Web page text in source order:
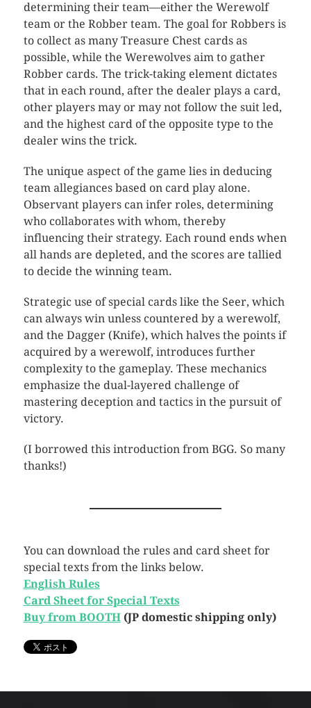
determining their team—either the Werewolf
team or the Robber team. The goal for Robbers is
to collect as many Treasure Chest cards as
possible, while the Werewolves aim to gather
Robber cards. The trick-taking element dictates
that in each round, after the dealer plays a card,
other players may or may not follow the suit led,
and the highest card of the opposite type to the
dealer wins the trick.
The unique aspect of the game lies in deducing
team allegiances based on card play alone.
Observant players can infer roles, determining
who collaborates with whom, thereby
influencing their strategy. Each round ends when
all hands are depleted, and the scores are tallied
to decide the winning team.
Strategic use of special cards like the Seer, which
can always win unless countered by a werewolf,
and the Dagger (Knife), which halves the points if
acquired by a werewolf, introduces further
complexity to the gameplay. These mechanics
emphasize the dual-layered challenge of
mastering deception and tactics in the pursuit of
victory.
(I borrowed this introduction from BGG. So many
thanks!)
You can download the rules and card sheet for
special texts from the links below.
English Rules
Card Sheet for Special Texts
Buy from BOOTH(JP domestic shipping only)